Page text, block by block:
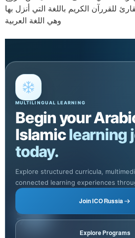
للقررآن الكريم باللغة التي أنزل بها
وهي اللغة العربية
MULTILINGUAL LEARNING
Begin your
Islamiclearning
today.
Explore structured curricula,
connected learning experiences
Join ICO Russia
Explore Programs